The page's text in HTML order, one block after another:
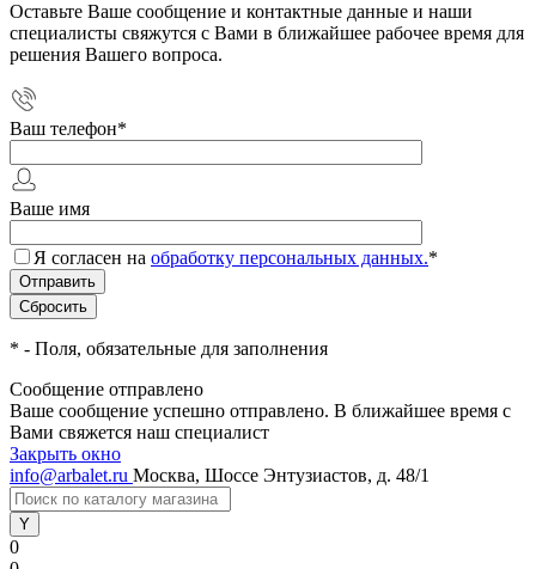
Оставьте Ваше сообщение и контактные данные и наши
специалисты свяжутся с Вами в ближайшее рабочее время для
решения Вашего вопроса.
Ваш телефон*
Ваше имя
Я согласен на обработку персональных данных.*
* - Поля, обязательные для заполнения
Сообщение отправлено
Ваше сообщение успешно отправлено. В ближайшее время с
Вами свяжется наш специалист
Закрыть окно
info@arbalet.ru Москва, Шоссе Энтузиастов, д. 48/1
0